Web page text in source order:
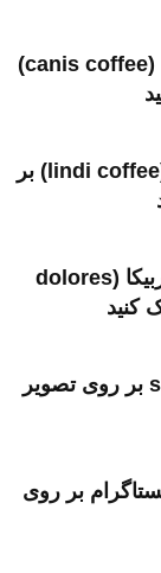
برای خرید قهوه کانیس 100 درصد عربیکا (canis coffee)
برای خرید قهوه لیندی 100 درصد عربیکا (lindi coffee) بر
برای خرید قهوه دولورس 100 درصد عربیکا (dolores
برای خرید قهوه لاغری slimming coffee بر روی تصویر
بر روی